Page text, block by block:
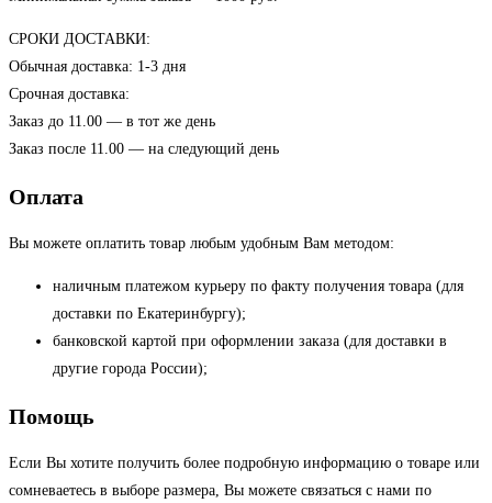
СРОКИ ДОСТАВКИ:
Обычная доставка: 1-3 дня
Срочная доставка:
Заказ до 11.00 — в тот же день
Заказ после 11.00 — на следующий день
Оплата
Вы можете оплатить товар любым удобным Вам методом:
наличным платежом курьеру по факту получения товара (для
доставки по Екатеринбургу);
банковской картой при оформлении заказа (для доставки в
другие города России);
Помощь
Если Вы хотите получить более подробную информацию о товаре или
сомневаетесь в выборе размера, Вы можете связаться с нами по